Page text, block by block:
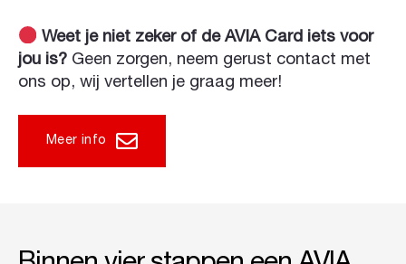
Weet je niet zeker of de AVIA Card iets voor
jou is? Geen zorgen, neem gerust contact met
ons op, wij vertellen je graag meer!
Meer info